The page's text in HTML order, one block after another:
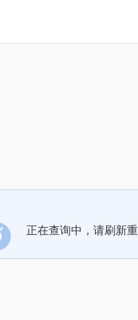
正在查询中，请刷新